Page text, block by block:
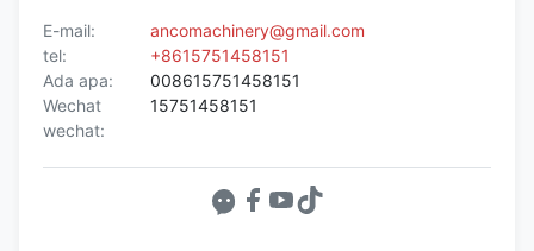
E-mail:
ancomachinery@gmail.com
tel:
+8615751458151
Ada apa:
008615751458151
Wechat
wechat:
15751458151